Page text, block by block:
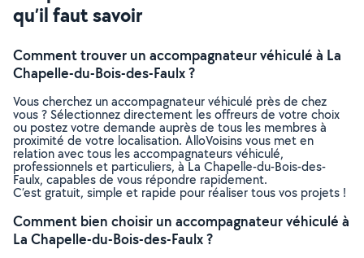
qu’il faut savoir
Comment trouver un accompagnateur véhiculé à La
Chapelle-du-Bois-des-Faulx ?
Vous cherchez un accompagnateur véhiculé près de chez
vous ? Sélectionnez directement les offreurs de votre choix
ou postez votre demande auprès de tous les membres à
proximité de votre localisation. AlloVoisins vous met en
relation avec tous les accompagnateurs véhiculé,
professionnels et particuliers, à La Chapelle-du-Bois-des-
Faulx, capables de vous répondre rapidement.
C’est gratuit, simple et rapide pour réaliser tous vos projets !
Comment bien choisir un accompagnateur véhiculé à
La Chapelle-du-Bois-des-Faulx ?